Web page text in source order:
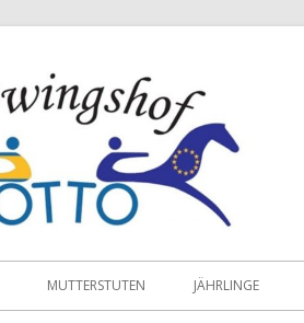
MUTTERSTUTEN JÄHRLINGE